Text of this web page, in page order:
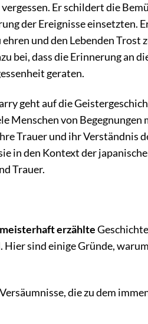
Er schildert die
der Ereignisse einsetzten.
und den Lebenden Trost
bei, dass die Erinnerung an
geraten.
geht auf die
Menschen von Begegnungen
Trauer und ihr Verständnis
in den Kontext der
Trauer.
meisterhaft erzählte
sind einige Gründe,
die zu dem